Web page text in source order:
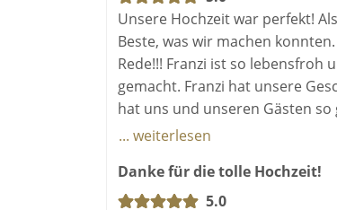
Unsere Hochzeit war perfekt!
Beste, was wir machen
Rede!!! Franzi ist so
gemacht. Franzi hat unsere
hat uns und unseren Gästen
und haben die richtige Wahl
noch ganz viele glückliche
... weiterlesen
Danke für die tolle Hochzeit!
5.0